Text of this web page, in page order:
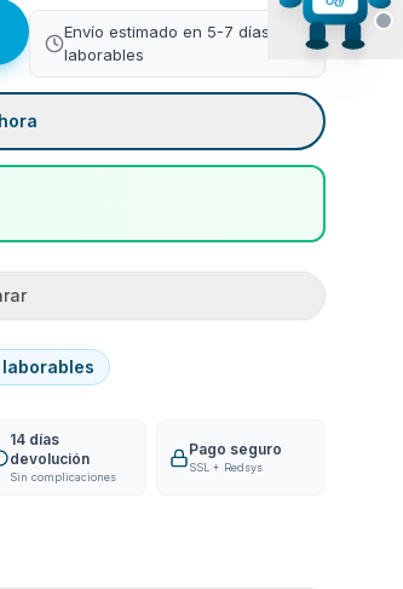
Envío estimado en 5-7 días
laborables
14 días
devolución
Sin complicaciones
Pago seguro
SSL + Redsys